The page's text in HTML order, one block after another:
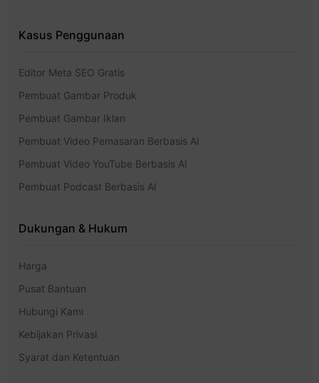
Kasus Penggunaan
Editor Meta SEO Gratis
Pembuat Gambar Produk
Pembuat Gambar Iklan
Pembuat Video Pemasaran Berbasis AI
Pembuat Video YouTube Berbasis AI
Pembuat Podcast Berbasis AI
Dukungan & Hukum
Harga
Pusat Bantuan
Hubungi Kami
Kebijakan Privasi
Syarat dan Ketentuan